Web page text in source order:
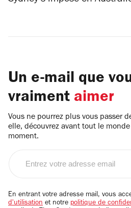
Un e-mail que
vraiment aimer
Vous ne pourrez plus vous passer
elle, découvrez avant tout le
moment.
email
En entrant votre adresse mail, vous
d'utilisation et notre politique de